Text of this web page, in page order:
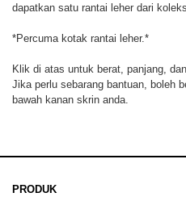
dapatkan satu rantai leher dari
*Percuma kotak rantai leher.*
Klik di atas untuk berat, panjang,
Jika perlu sebarang bantuan, boleh
bawah kanan skrin anda.
PRODUK